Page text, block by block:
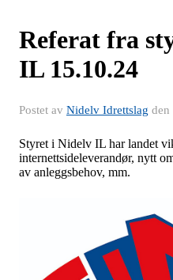
Referat fra
IL 15.10.24
Postet av Nidelv Idrettslag den
Styret i Nidelv IL har landet
internettsideleverandør, nytt
av anleggsbehov, mm.